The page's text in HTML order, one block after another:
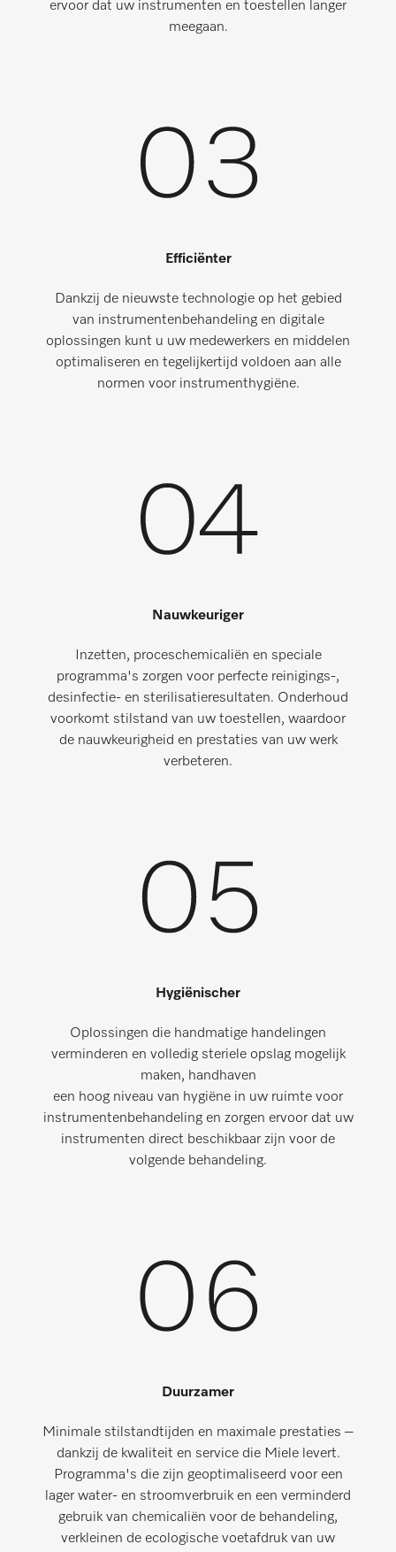
ervoor dat uw instrumenten en toestellen langer
meegaan.
Efficiënter
Dankzij de nieuwste technologie op het gebied
van instrumentenbehandeling en digitale
oplossingen kunt u uw medewerkers en middelen
optimaliseren en tegelijkertijd voldoen aan alle
normen voor instrumenthygiëne.
Nauwkeuriger
Inzetten, proceschemicaliën en speciale
programma's zorgen voor perfecte reinigings-,
desinfectie- en sterilisatieresultaten. Onderhoud
voorkomt stilstand van uw toestellen, waardoor
de nauwkeurigheid en prestaties van uw werk
verbeteren.
Hygiënischer
Oplossingen die handmatige handelingen
verminderen en volledig steriele opslag mogelijk
maken, handhaven
een hoog niveau van hygiëne in uw ruimte voor
instrumentenbehandeling en zorgen ervoor dat uw
instrumenten direct beschikbaar zijn voor de
volgende behandeling.
Duurzamer
Minimale stilstandtijden en maximale prestaties –
dankzij de kwaliteit en service die Miele levert.
Programma's die zijn geoptimaliseerd voor een
lager water- en stroomverbruik en een verminderd
gebruik van chemicaliën voor de behandeling,
verkleinen de ecologische voetafdruk van uw